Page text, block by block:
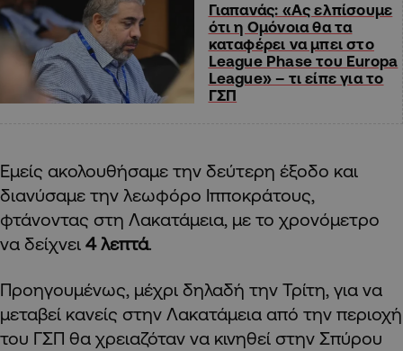
Γιαπανάς: «Ας ελπίσουμε
ότι η Ομόνοια θα τα
καταφέρει να μπει στο
League Phase του Europa
League» – τι είπε για το
ΓΣΠ
Εμείς ακολουθήσαμε την δεύτερη έξοδο και
διανύσαμε την λεωφόρο Ιπποκράτους,
φτάνοντας στη Λακατάμεια, με το χρονόμετρο
να δείχνει 4 λεπτά.
Προηγουμένως, μέχρι δηλαδή την Τρίτη, για να
μεταβεί κανείς στην Λακατάμεια από την περιοχή
του ΓΣΠ θα χρειαζόταν να κινηθεί στην Σπύρου